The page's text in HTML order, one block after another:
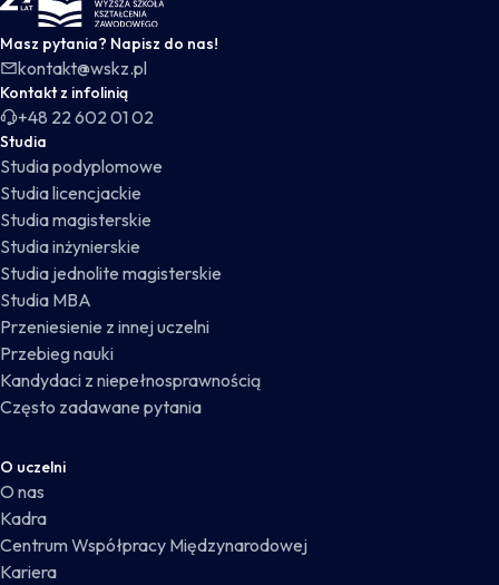
Masz pytania? Napisz do nas!
kontakt@wskz.pl
Kontakt z infolinią
+48 22 602 01 02
Studia
Studia podyplomowe
Studia licencjackie
Studia magisterskie
Studia inżynierskie
Studia jednolite magisterskie
Studia MBA
Przeniesienie z innej uczelni
Przebieg nauki
Kandydaci z niepełnosprawnością
Często zadawane pytania
O uczelni
O nas
Kadra
Centrum Współpracy Międzynarodowej
Kariera